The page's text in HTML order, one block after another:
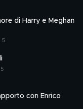
di Harry e Meghan
5
con Enrico